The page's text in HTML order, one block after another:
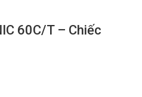
60C/T – Chiếc